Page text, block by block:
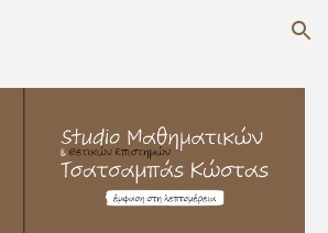
Skip to navigation